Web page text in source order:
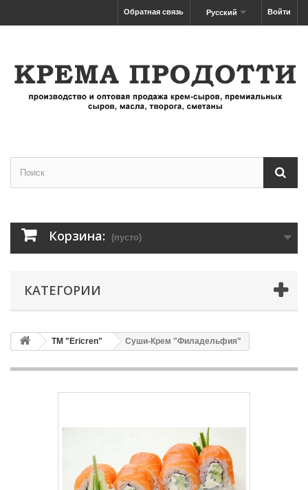
Войти
Русский
Обратная связь
Корзина: (пусто)
КАТЕГОРИИ
ТМ "Ericren" Суши-Крем "Филадельфия"